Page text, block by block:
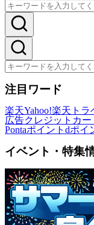
注目ワード
楽天Yahoo!楽天トラ
広告クレジットカー
Pontaポイント dポイ
イベント・特集